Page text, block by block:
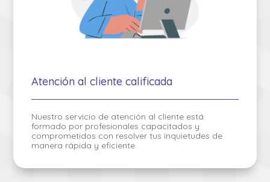
Atención al cliente calificada
Nuestro servicio de atención al cliente está
formado por profesionales capacitados y
comprometidos con resolver tus inquietudes de
manera rápida y eficiente.